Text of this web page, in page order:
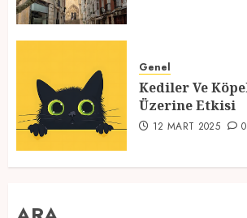
Genel
Kediler Ve
Üzerine Etkisi
12 MART 2025 0